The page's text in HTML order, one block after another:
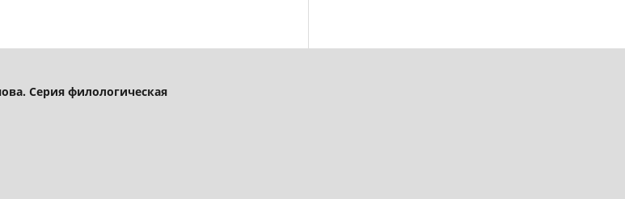
Серия филологическая